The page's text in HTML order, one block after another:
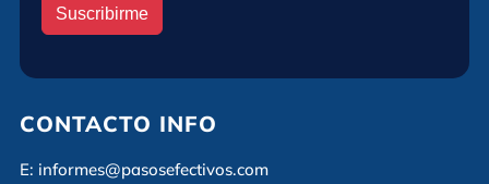
Suscribirme
CONTACTO INFO
E: informes@pasosefectivos.com